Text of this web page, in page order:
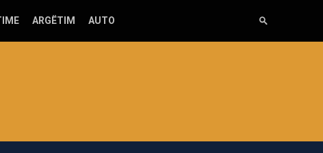
ARGËTIM AUTO